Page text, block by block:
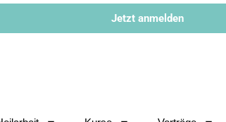
Jetzt anmelden